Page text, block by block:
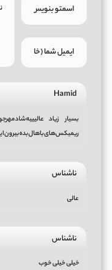
Hamid
بسیار زیاد
ناشناس
عالی
ناشناس
خیلی خیلی خوب